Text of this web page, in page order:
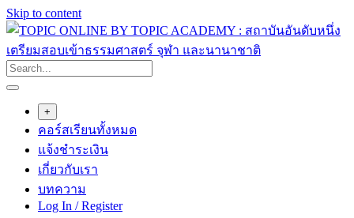
Skip to content
+
คอร์สเรียนทั้งหมด
แจ้งชำระเงิน
เกี่ยวกับเรา
บทความ
Log In / Register